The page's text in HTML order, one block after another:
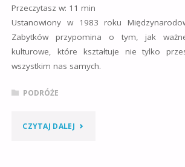
Przeczytasz w: 11 min
Ustanowiony w 1983 roku
Zabytków przypomina o tym, jak
kulturowe, które kształtuje nie tylko
wszystkim nas samych.
PODRÓŻE
CZYTAJ DALEJ "7